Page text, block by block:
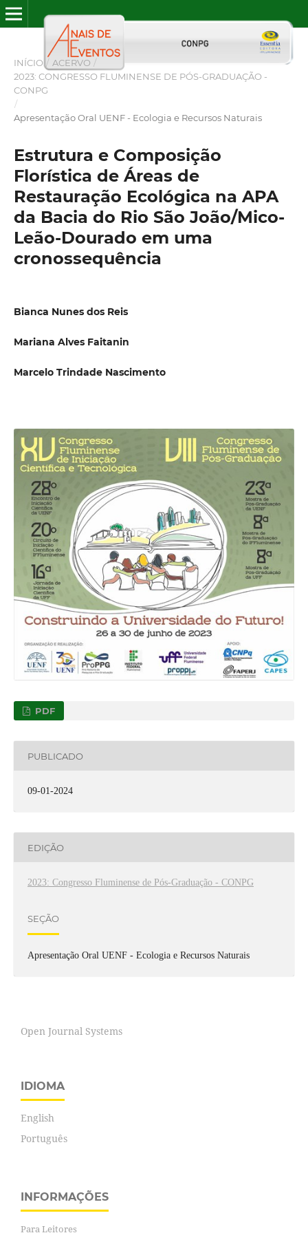
INÍCIO / ACERVO /
2023: CONGRESSO FLUMINENSE DE PÓS-GRADUAÇÃO -
CONPG
/
Apresentação Oral UENF - Ecologia e Recursos Naturais
Estrutura e Composição
Florística de Áreas de
Restauração Ecológica na APA
da Bacia do Rio São João/Mico-
Leão-Dourado em uma
cronossequência
Bianca Nunes dos Reis
Mariana Alves Faitanin
Marcelo Trindade Nascimento
PDF
PUBLICADO
09-01-2024
EDIÇÃO
2023: Congresso Fluminense de Pós-Graduação - CONPG
SEÇÃO
Apresentação Oral UENF - Ecologia e Recursos Naturais
Open Journal Systems
IDIOMA
English
Português
INFORMAÇÕES
Para Leitores